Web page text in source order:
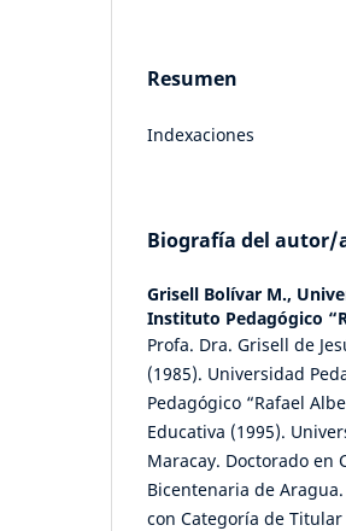
Resumen
Indexaciones
Biografía del autor/
Grisell Bolívar M.,
Instituto Pedagógico
Profa. Dra. Grisell de
(1985). Universidad
Pedagógico “Rafael
Educativa (1995).
Maracay. Doctorado en
Bicentenaria de
con Categoría de Titular